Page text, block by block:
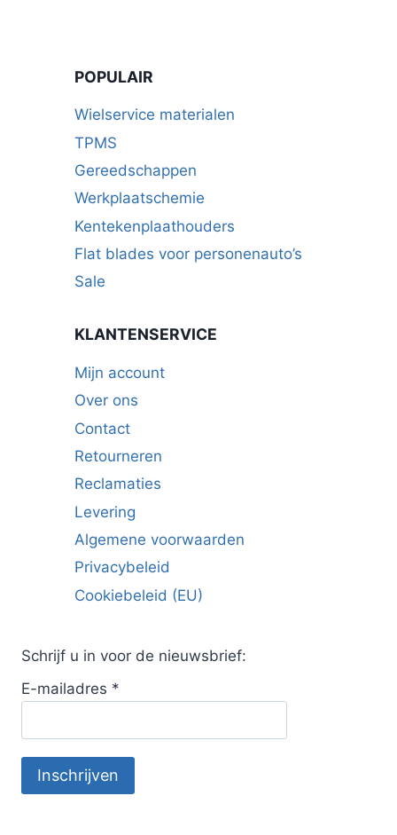
gekozen
productpagina
worden
POPULAIR
Wielservice materialen
TPMS
Gereedschappen
Werkplaatschemie
Kentekenplaathouders
Flat blades voor personenauto’s
Sale
KLANTENSERVICE
Mijn account
Over ons
Contact
Retourneren
Reclamaties
Levering
Algemene voorwaarden
Privacybeleid
Cookiebeleid (EU)
Schrijf u in voor de nieuwsbrief:
E-mailadres *